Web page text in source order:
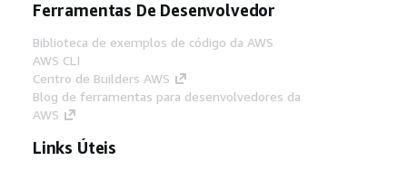
Ferramentas De Desenvolvedor
Biblioteca de exemplos de código da AWS
AWS CLI
Centro de Builders AWS
Blog de ferramentas para desenvolvedores da
AWS
Links Úteis